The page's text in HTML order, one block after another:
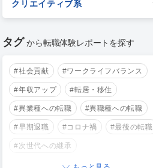
クリエイティブ系
タグ から転職体験レポートを探す
#社会貢献 #ワークライフバランス
#年収アップ #転居・移住
#異業種への転職 #異職種への転職
#早期退職 #コロナ禍 #最後の転職
#次世代への継承